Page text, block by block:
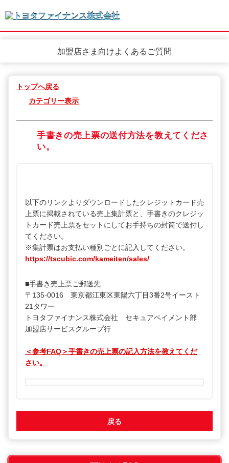
加盟店さま向けよくあるご質問
トップへ戻る
カテゴリー表示
手書きの売上票の送付方法を教えてくださ
い。
以下のリンクよりダウンロードしたクレジットカード売
上票に掲載されている売上集計票と、手書きのクレジッ
トカード売上票をセットにしてお手持ちの封筒で送付し
てください。
※集計票はお支払い種別ごとに記入してください。
https://tscubic.com/kameiten/sales/
■手書き売上票ご郵送先
〒135-0016 東京都江東区東陽六丁目3番2号イースト
21タワー
トヨタファイナンス株式会社 セキュアペイメント部
加盟店サービスグループ行
＜参考FAQ＞手書きの売上票の記入方法を教えてくだ
さい。
戻る